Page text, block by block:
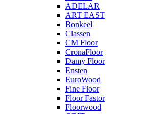
ADELAR
ART EAST
Bonkeel
Classen
CM Floor
CronaFloor
Damy Floor
Ensten
EuroWood
Fine Floor
Floor Fastor
Floorwood